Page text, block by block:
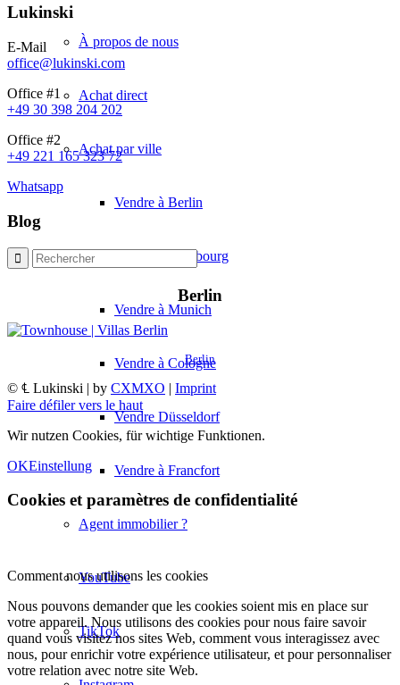
À propos de nous
Achat direct
Achat par ville
Vendre à Berlin
Vendre à Hambourg
Vendre à Munich
Vendre à Cologne
Vendre Düsseldorf
Vendre à Francfort
Agent immobilier ?
YouTube
TikTok
Lukinski
E-Mail
office@lukinski.com
Office #1
+49 30 398 204 202
Office #2
+49 221 165 323 72
Whatsapp
Blog
Berlin
Berlin
© ℄ Lukinski | by CXMXO | Imprint
Faire défiler vers le haut
Wir nutzen Cookies, für wichtige Funktionen.
OKEinstellung
Cookies et paramètres de confidentialité
Comment nous utilisons les cookies
Nous pouvons demander que les cookies soient mis en place sur
votre appareil. Nous utilisons des cookies pour nous faire savoir
quand vous visitez nos sites Web, comment vous interagissez avec
nous, pour enrichir votre expérience utilisateur, et pour personnaliser
votre relation avec notre site Web.